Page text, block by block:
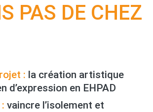
PAS DE CHEZ
: la création artistique
d’expression en EHPAD
vaincre l’isolement et